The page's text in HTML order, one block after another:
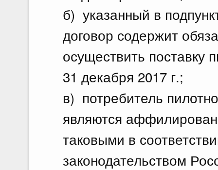
б) указанный в
договор содержит
осуществить поставку
31 декабря 2017 г.;
в) потребитель
являются
таковыми в
законодательством